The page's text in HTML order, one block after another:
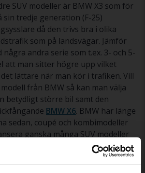
SUV modeller är BMW X3 som för
tredje generation (F-25)
då den trivs bra i olika
som på landsvägar. Jämför
några andra serie som t.ex. 3- och 5-
att man sitter högre upp vilket
lättare när man kör i trafiken. Vill
från BMW så kan man välja
betydligt större bil samt den
BMW X6. BMW har länge
sedan, coupé och kombimodeller
ganska många SUV modeller
in på en ny marknad. En av
konkurrenter i samma klass är den